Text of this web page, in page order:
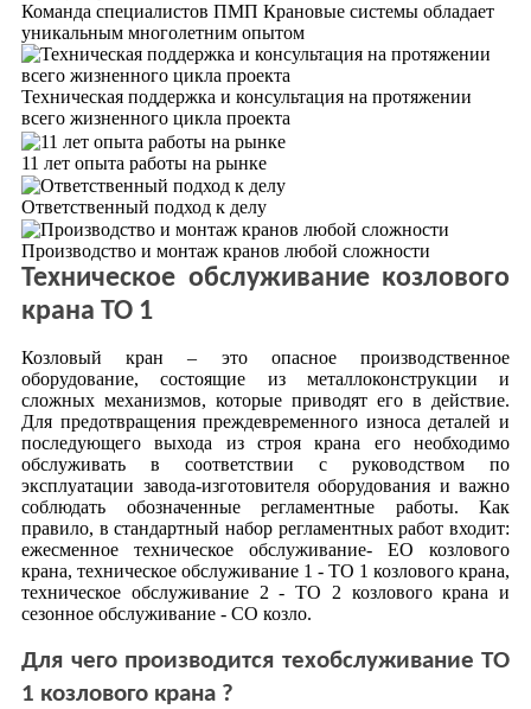
Команда специалистов ПМП Крановые системы обладает
уникальным многолетним опытом
Техническая поддержка и консультация на протяжении
всего жизненного цикла проекта
11 лет опыта работы на рынке
Ответственный подход к делу
Производство и монтаж кранов любой сложности
Техническое обслуживание козлового
крана ТО 1
Козловый кран – это опасное производственное
оборудование, состоящие из металлоконструкции и
сложных механизмов, которые приводят его в действие.
Для предотвращения преждевременного износа деталей и
последующего выхода из строя крана его необходимо
обслуживать в соответствии с руководством по
эксплуатации завода-изготовителя оборудования и важно
соблюдать обозначенные регламентные работы. Как
правило, в стандартный набор регламентных работ входит:
ежесменное техническое обслуживание- ЕО козлового
крана, техническое обслуживание 1 - ТО 1 козлового крана,
техническое обслуживание 2 - ТО 2 козлового крана и
сезонное обслуживание - СО козло.
Для чего производится техобслуживание ТО
1 козлового крана ?